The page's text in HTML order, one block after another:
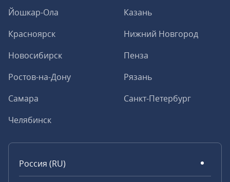
Йошкар-Ола
Казань
Красноярск
Нижний Новгород
Новосибирск
Пенза
Ростов-на-Дону
Рязань
Самара
Санкт-Петербург
Челябинск
Россия (RU)